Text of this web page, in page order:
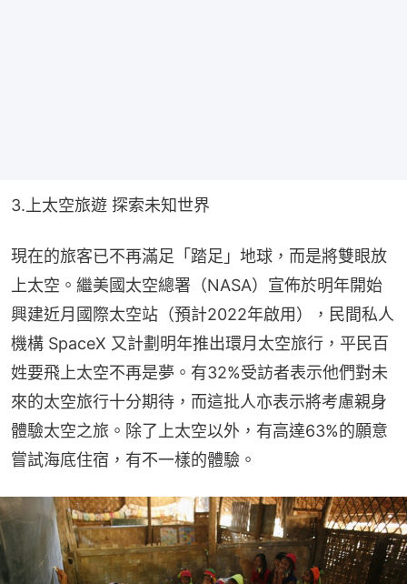
3.上太空旅遊 探索未知世界
現在的旅客已不再滿足「踏足」地球，而是將雙眼放
上太空。繼美國太空總署（NASA）宣佈於明年開始
興建近月國際太空站（預計2022年啟用），民間私人
機構 SpaceX 又計劃明年推出環月太空旅行，平民百
姓要飛上太空不再是夢。有32%受訪者表示他們對未
來的太空旅行十分期待，而這批人亦表示將考慮親身
體驗太空之旅。除了上太空以外，有高達63%的願意
嘗試海底住宿，有不一樣的體驗。